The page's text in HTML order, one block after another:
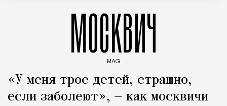
МОСКВИЧ
MAG
«У меня трое детей, страшно,
если заболеют», — как москвичи